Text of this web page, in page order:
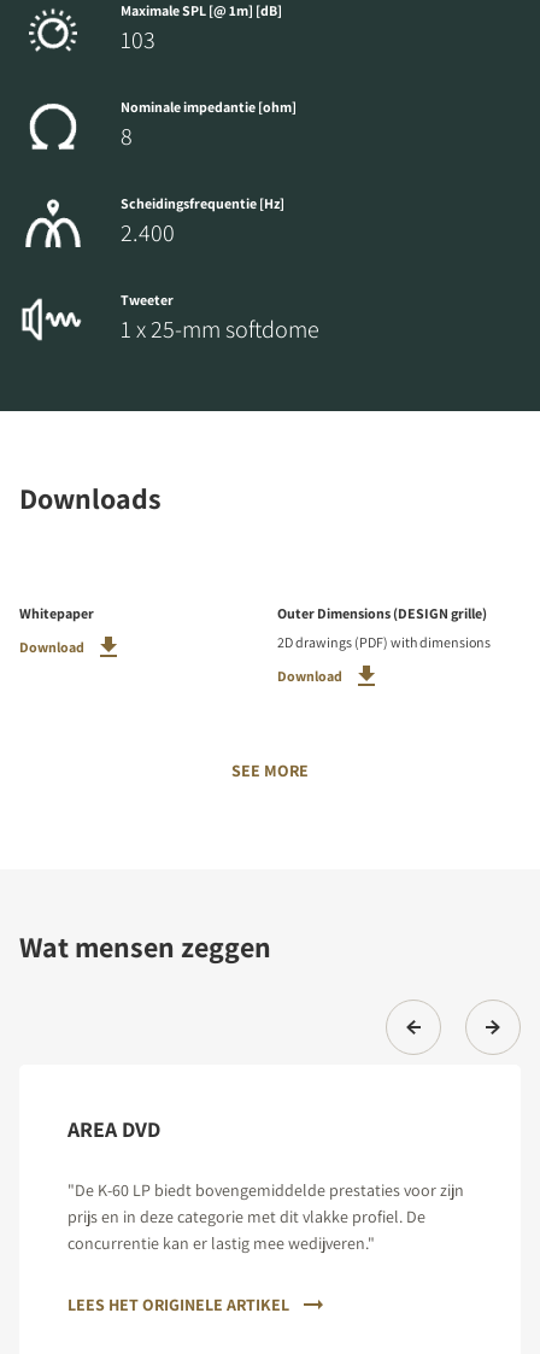
Maximale SPL [@ 1m] [dB]
103
Nominale impedantie [ohm]
8
Scheidingsfrequentie [Hz]
2.400
Tweeter
1 x 25-mm softdome
Downloads
Whitepaper
Download
Outer Dimensions (DESIGN grille)
2D drawings (PDF) with dimensions
Download
SEE MORE
Wat mensen zeggen
AREA DVD
"De K-60 LP biedt bovengemiddelde prestaties voor zijn
prijs en in deze categorie met dit vlakke profiel. De
concurrentie kan er lastig mee wedijveren."
LEES HET ORIGINELE ARTIKEL